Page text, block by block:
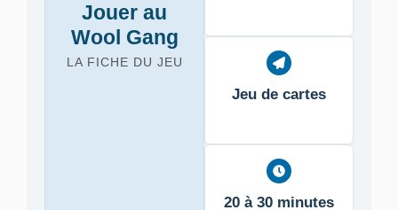
Jouer au
Wool Gang
LA FICHE DU JEU
Jeu de cartes
20 à 30 minutes